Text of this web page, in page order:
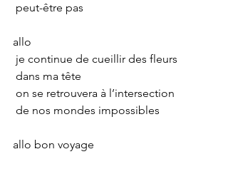
peut-être pas
allo
je continue de cueillir des fleurs
dans ma tête
on se retrouvera à l’intersection
de nos mondes impossibles
allo bon voyage